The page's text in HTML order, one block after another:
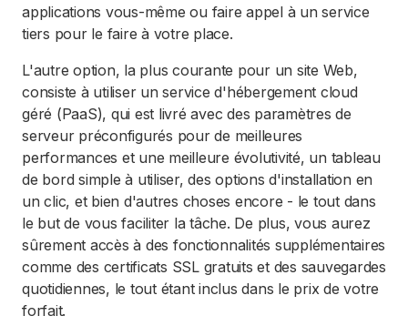
applications vous-même ou faire appel à un service
tiers pour le faire à votre place.
L'autre option, la plus courante pour un site Web,
consiste à utiliser un service d'hébergement cloud
géré (PaaS), qui est livré avec des paramètres de
serveur préconfigurés pour de meilleures
performances et une meilleure évolutivité, un tableau
de bord simple à utiliser, des options d'installation en
un clic, et bien d'autres choses encore - le tout dans
le but de vous faciliter la tâche. De plus, vous aurez
sûrement accès à des fonctionnalités supplémentaires
comme des certificats SSL gratuits et des sauvegardes
quotidiennes, le tout étant inclus dans le prix de votre
forfait.